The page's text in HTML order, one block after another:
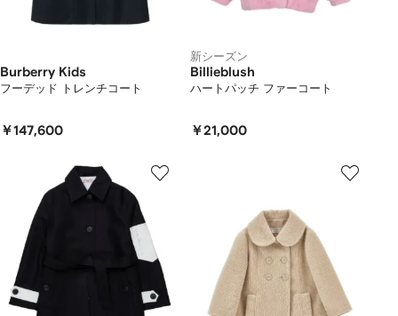
Burberry Kids
フーデッド トレンチコート
￥147,600
新シーズン
Billieblush
ハートパッチ ファーコート
￥21,000